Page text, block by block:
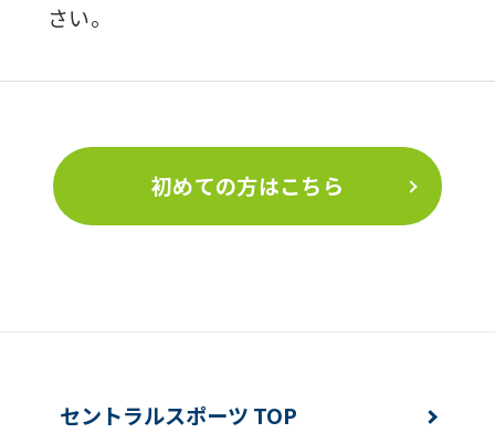
さい。
初めての方はこちら
セントラルスポーツ TOP